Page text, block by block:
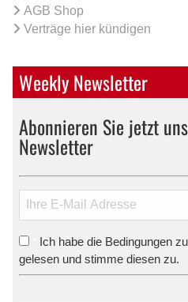
AGB Shop
Verträge hier kündigen
Weekly Newsletter
Abonnieren Sie jetzt
Newsletter
Ich habe die Bedingungen
gelesen und stimme diesen zu.